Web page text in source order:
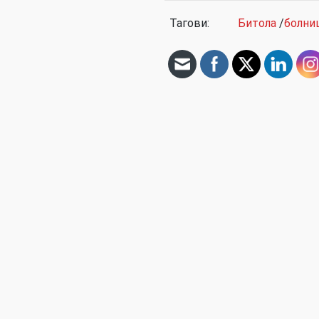
Тагови: Битола /